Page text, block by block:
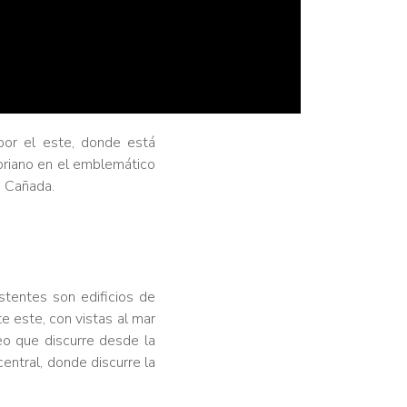
el este, donde está
en el emblemático
son edificios de
este, con vistas al mar
que discurre desde la
donde discurre la